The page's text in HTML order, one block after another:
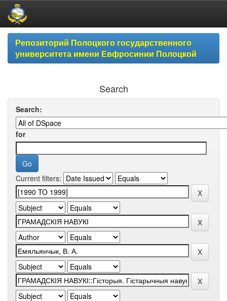
Skip
navigationРепозиторий Полоцкого государственного
университета имени Евфросинии Полоцкой
Search
Search:
for
Current filters: